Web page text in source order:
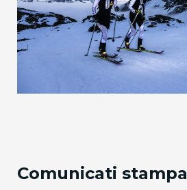
Comunicati stampa